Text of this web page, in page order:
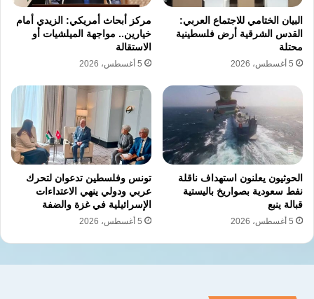
البيان الختامي للاجتماع العربي:
القدس الشرقية أرض فلسطينية
محتلة
5 أغسطس، 2026
مركز أبحاث أمريكي: الزيدي أمام
خيارين.. مواجهة الميلشيات أو
الاستقالة
5 أغسطس، 2026
الحوثيون يعلنون استهداف ناقلة
نفط سعودية بصواريخ باليستية
قبالة ينبع
5 أغسطس، 2026
تونس وفلسطين تدعوان لتحرك
عربي ودولي ينهي الاعتداءات
الإسرائيلية في غزة والضفة
5 أغسطس، 2026